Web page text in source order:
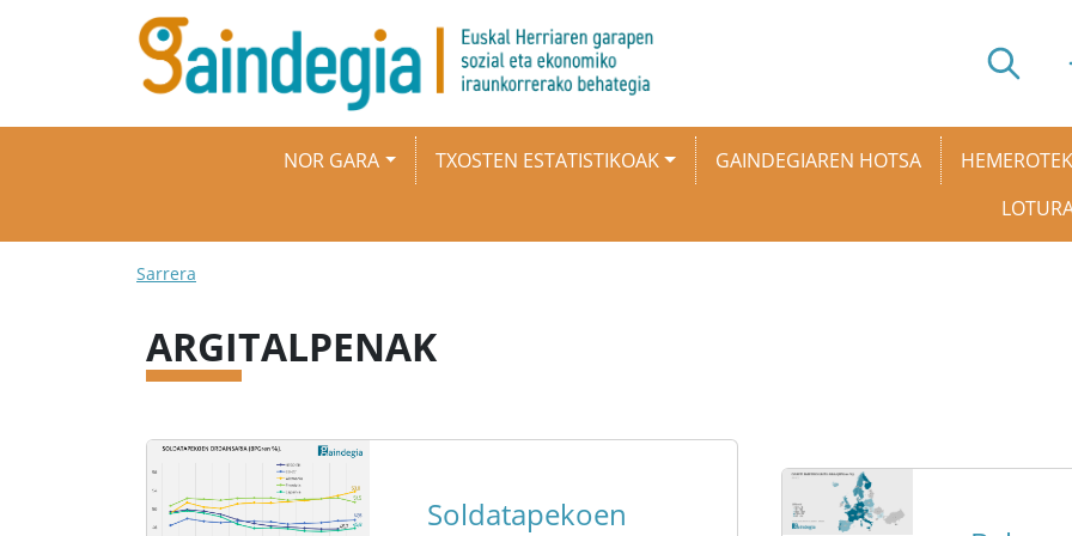
Skip to main content
Main navigationNOR GARA TXOSTEN ESTATISTIKOAK GAINDEGIAREN HOTSA
Breadcrumb
Sarrera
ARGITALPENAK
Soldatapekoen